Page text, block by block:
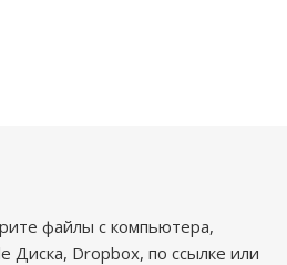
файлы с компьютера,
Диска, Dropbox, по ссылке или